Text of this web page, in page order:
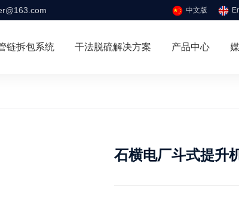
中文版
链拆包系统 干法脱硫解决方案 产品中心
石横电厂斗式提升